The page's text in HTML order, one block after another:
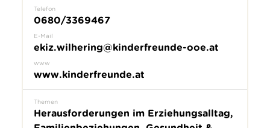
Telefon
0680/3369467
E-Mail
ekiz.wilhering@kinderfreunde-ooe.at
www
www.kinderfreunde.at
Themen
Herausforderungen im Erziehungsalltag,